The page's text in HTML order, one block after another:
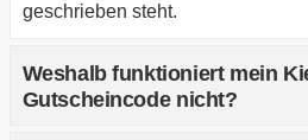
geschrieben steht.
Weshalb funktioniert mein
Gutscheincode nicht?